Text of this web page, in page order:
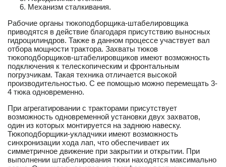
Механизм сталкивания.
Рабочие органы тюкоподборщика-штабелировщика
приводятся в действие благодаря присутствию выносных
гидроцилиндров. Также в данном процессе участвует вал
отбора мощности трактора. Захваты тюков
тюкоподборщиков-штабелировщиков имеют возможность
подключения к телескопическим и фронтальным
погрузчикам. Такая техника отличается высокой
производительностью. С ее помощью можно перемещать 3-
4 тюка одновременно.
При агрегатировании с тракторами присутствует
возможность одновременной установки двух захватов,
один из которых монтируется на заднюю навеску.
Тюкоподборщики-укладчики имеют возможность
синхронизации хода лап, что обеспечивает их
симметричное движение при закрытии и открытии. При
выполнении штабелирования тюки находятся максимально